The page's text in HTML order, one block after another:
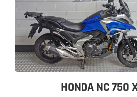
HONDA NC 750